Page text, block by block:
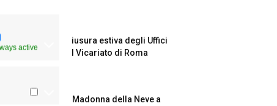
active
Chiusura estiva degli Uffici
del Vicariato di Roma
La Madonna della Neve a